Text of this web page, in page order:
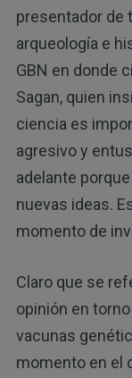
presentador de
arqueología e
GBN en donde
Sagan, quien
ciencia es
agresivo y
adelante
nuevas ideas.
momento de
Claro que se
opinión en torno
vacunas
momento en el